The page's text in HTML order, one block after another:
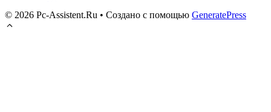
© 2026 Pc-Assistent.Ru • Создано с помощью GeneratePress